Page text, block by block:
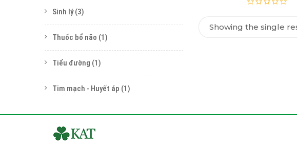
Sinh lý (3)
Thuốc bổ não (1)
Tiểu đường (1)
Tim mạch - Huyết áp (1)
Showing the single